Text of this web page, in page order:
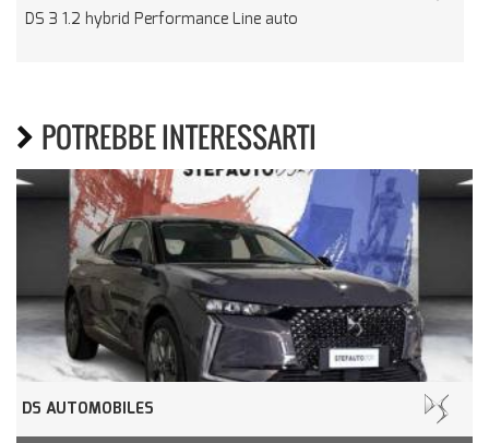
DS 7 1.5 bluehdi Performance Line 130cv auto
POTREBBE INTERESSARTI
DS AUTOMOBILES